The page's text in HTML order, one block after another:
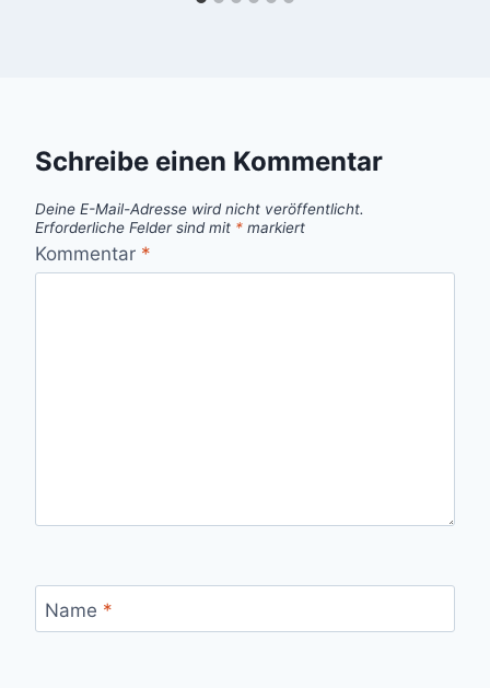
Schreibe einen Kommentar
Deine E-Mail-Adresse wird nicht veröffentlicht.
Erforderliche Felder sind mit * markiert
Kommentar *
Name *